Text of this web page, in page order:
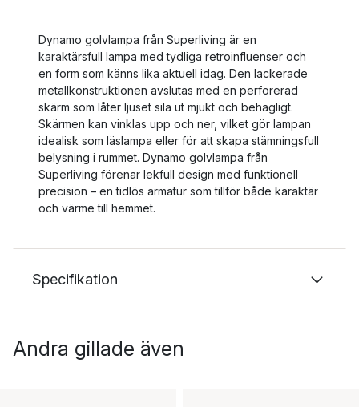
Dynamo golvlampa från Superliving är en
karaktärsfull lampa med tydliga retroinfluenser och
en form som känns lika aktuell idag. Den lackerade
metallkonstruktionen avslutas med en perforerad
skärm som låter ljuset sila ut mjukt och behagligt.
Skärmen kan vinklas upp och ner, vilket gör lampan
idealisk som läslampa eller för att skapa stämningsfull
belysning i rummet. Dynamo golvlampa från
Superliving förenar lekfull design med funktionell
precision – en tidlös armatur som tillför både karaktär
och värme till hemmet.
Specifikation
Andra gillade även